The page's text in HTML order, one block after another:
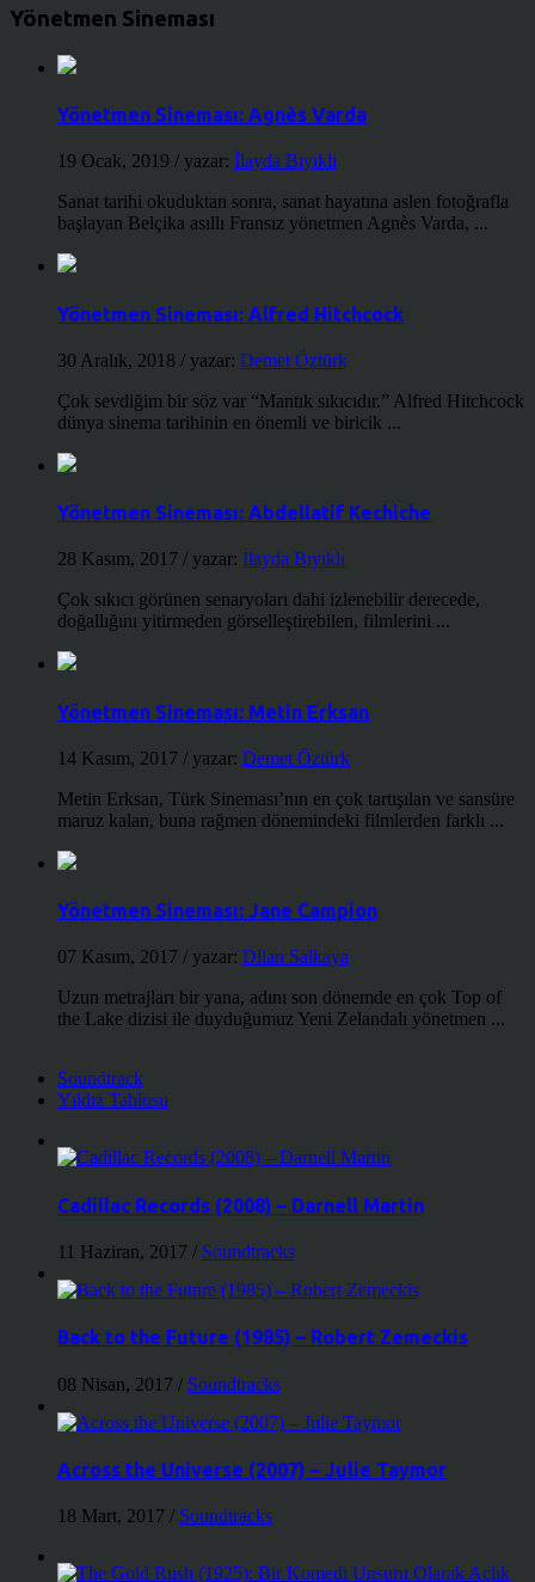
Yönetmen Sineması
Yönetmen Sineması: Agnès Varda
19 Ocak, 2019 / yazar: İlayda Bıyıklı
Sanat tarihi okuduktan sonra, sanat hayatına aslen fotoğrafla
başlayan Belçika asıllı Fransız yönetmen Agnès Varda, ...
Yönetmen Sineması: Alfred Hitchcock
30 Aralık, 2018 / yazar: Demet Öztürk
Çok sevdiğim bir söz var “Mantık sıkıcıdır.” Alfred Hitchcock
dünya sinema tarihinin en önemli ve biricik ...
Yönetmen Sineması: Abdellatif Kechiche
28 Kasım, 2017 / yazar: İlayda Bıyıklı
Çok sıkıcı görünen senaryoları dahi izlenebilir derecede,
doğallığını yitirmeden görselleştirebilen, filmlerini ...
Yönetmen Sineması: Metin Erksan
14 Kasım, 2017 / yazar: Demet Öztürk
Metin Erksan, Türk Sineması’nın en çok tartışılan ve sansüre
maruz kalan, buna rağmen dönemindeki filmlerden farklı ...
Yönetmen Sineması: Jane Campion
07 Kasım, 2017 / yazar: Dilan Salkaya
Uzun metrajları bir yana, adını son dönemde en çok Top of
the Lake dizisi ile duyduğumuz Yeni Zelandalı yönetmen ...
Soundtrack
Yıldız Tablosu
Cadillac Records (2008) – Darnell Martin
11 Haziran, 2017 / Soundtracks
Back to the Future (1985) – Robert Zemeckis
08 Nisan, 2017 / Soundtracks
Across the Universe (2007) – Julie Taymor
18 Mart, 2017 / Soundtracks